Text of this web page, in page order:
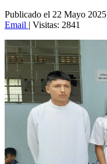
Publicado el 22 Mayo 2025
Email | Visitas: 2841